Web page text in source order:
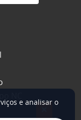
e analisar o